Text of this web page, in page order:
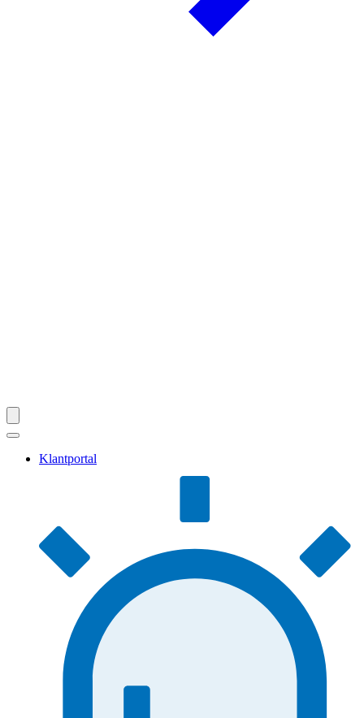
Klantportal